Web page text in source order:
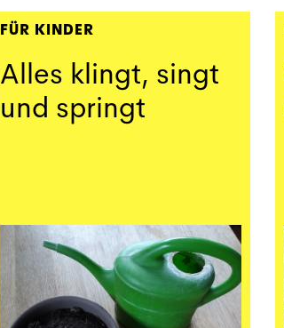
FÜR KINDER
Alles klingt, singt
und springt